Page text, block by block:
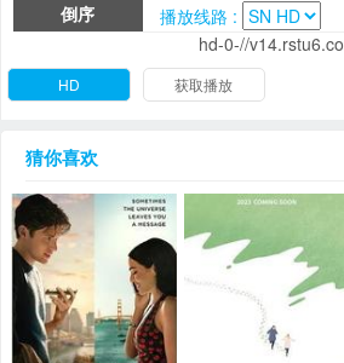
倒序
播放线路 :
hd-0-//v14.rstu6.co
HD 获取播放
猜你喜欢